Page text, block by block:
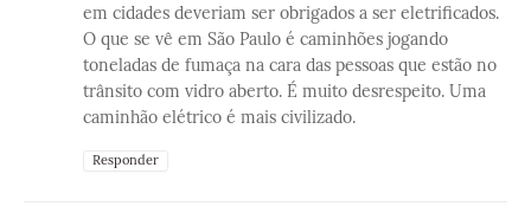
em cidades deveriam ser obrigados a ser eletrificados.
O que se vê em São Paulo é caminhões jogando
toneladas de fumaça na cara das pessoas que estão no
trânsito com vidro aberto. É muito desrespeito. Uma
caminhão elétrico é mais civilizado.
Responder